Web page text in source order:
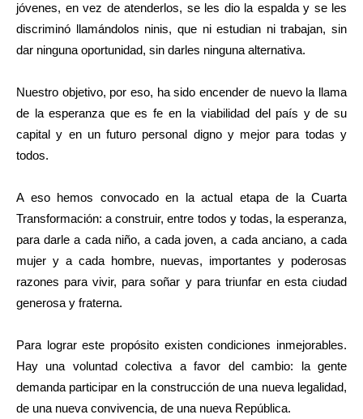
jóvenes, en vez de atenderlos, se les dio la espalda y se les
discriminó llamándolos ninis, que ni estudian ni trabajan, sin
dar ninguna oportunidad, sin darles ninguna alternativa.
Nuestro objetivo, por eso, ha sido encender de nuevo la llama
de la esperanza que es fe en la viabilidad del país y de su
capital y en un futuro personal digno y mejor para todas y
todos.
A eso hemos convocado en la actual etapa de la Cuarta
Transformación: a construir, entre todos y todas, la esperanza,
para darle a cada niño, a cada joven, a cada anciano, a cada
mujer y a cada hombre, nuevas, importantes y poderosas
razones para vivir, para soñar y para triunfar en esta ciudad
generosa y fraterna.
Para lograr este propósito existen condiciones inmejorables.
Hay una voluntad colectiva a favor del cambio: la gente
demanda participar en la construcción de una nueva legalidad,
de una nueva convivencia, de una nueva República.